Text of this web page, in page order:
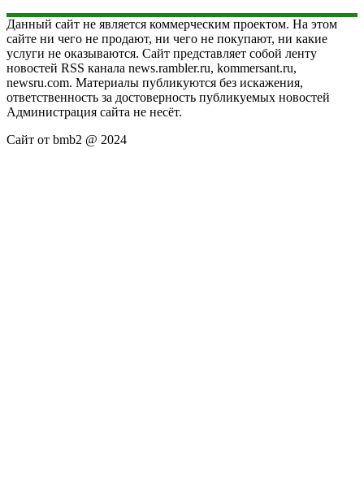
Данный сайт не является коммерческим проектом. На этом
сайте ни чего не продают, ни чего не покупают, ни какие
услуги не оказываются. Сайт представляет собой ленту
новостей RSS канала news.rambler.ru, kommersant.ru,
newsru.com. Материалы публикуются без искажения,
ответственность за достоверность публикуемых новостей
Администрация сайта не несёт.
Сайт от bmb2 @ 2024